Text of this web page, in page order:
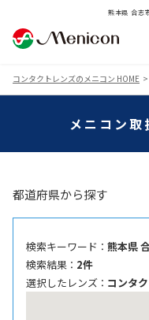
熊本県 合志
コンタクトレンズのメニコン HOME
メニコン
都道府県から探す
検索キーワード ： 熊本県
検索結果 ： 2件
選択したレンズ ： コンタ